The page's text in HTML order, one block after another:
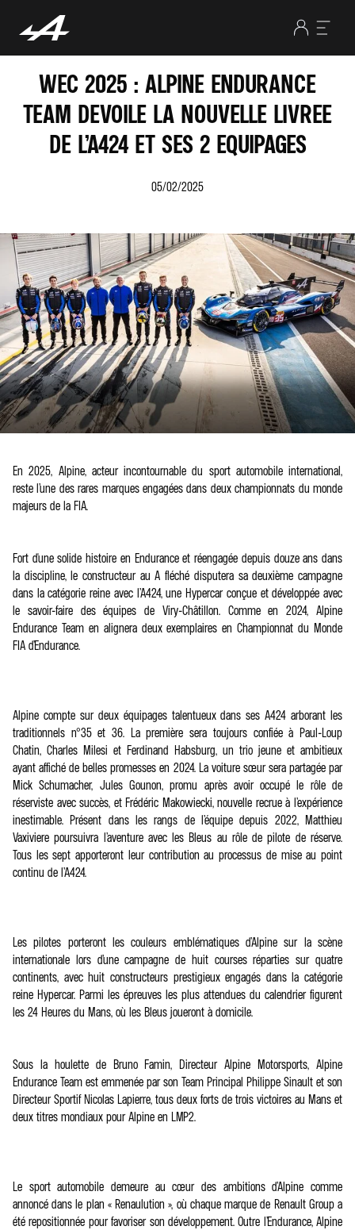
WEC 2025 : ALPINE ENDURANCE
TEAM DEVOILE LA NOUVELLE LIVREE
DE L’A424 ET SES 2 EQUIPAGES
05/02/2025
En 2025, Alpine, acteur incontournable du sport automobile international,
reste l’une des rares marques engagées dans deux championnats du monde
majeurs de la FIA.
Fort d'une solide histoire en Endurance et réengagée depuis douze ans dans
la discipline, le constructeur au A fléché disputera sa deuxième campagne
dans la catégorie reine avec l’A424, une Hypercar conçue et développée avec
le savoir-faire des équipes de Viry-Châtillon. Comme en 2024, Alpine
Endurance Team en alignera deux exemplaires en Championnat du Monde
FIA d’Endurance.
Alpine compte sur deux équipages talentueux dans ses A424 arborant les
traditionnels n°35 et 36. La première sera toujours confiée à Paul-Loup
Chatin, Charles Milesi et Ferdinand Habsburg, un trio jeune et ambitieux
ayant affiché de belles promesses en 2024. La voiture sœur sera partagée par
Mick Schumacher, Jules Gounon, promu après avoir occupé le rôle de
réserviste avec succès, et Frédéric Makowiecki, nouvelle recrue à l’expérience
inestimable. Présent dans les rangs de l’équipe depuis 2022, Matthieu
Vaxiviere poursuivra l’aventure avec les Bleus au rôle de pilote de réserve.
Tous les sept apporteront leur contribution au processus de mise au point
continu de l’A424.
Les pilotes porteront les couleurs emblématiques d’Alpine sur la scène
internationale lors d’une campagne de huit courses réparties sur quatre
continents, avec huit constructeurs prestigieux engagés dans la catégorie
reine Hypercar. Parmi les épreuves les plus attendues du calendrier figurent
les 24 Heures du Mans, où les Bleus joueront à domicile.
Sous la houlette de Bruno Famin, Directeur Alpine Motorsports, Alpine
Endurance Team est emmenée par son Team Principal Philippe Sinault et son
Directeur Sportif Nicolas Lapierre, tous deux forts de trois victoires au Mans et
deux titres mondiaux pour Alpine en LMP2.
Le sport automobile demeure au cœur des ambitions d’Alpine comme
annoncé dans le plan « Renaulution », où chaque marque de Renault Group a
été repositionnée pour favoriser son développement. Outre l’Endurance, Alpine